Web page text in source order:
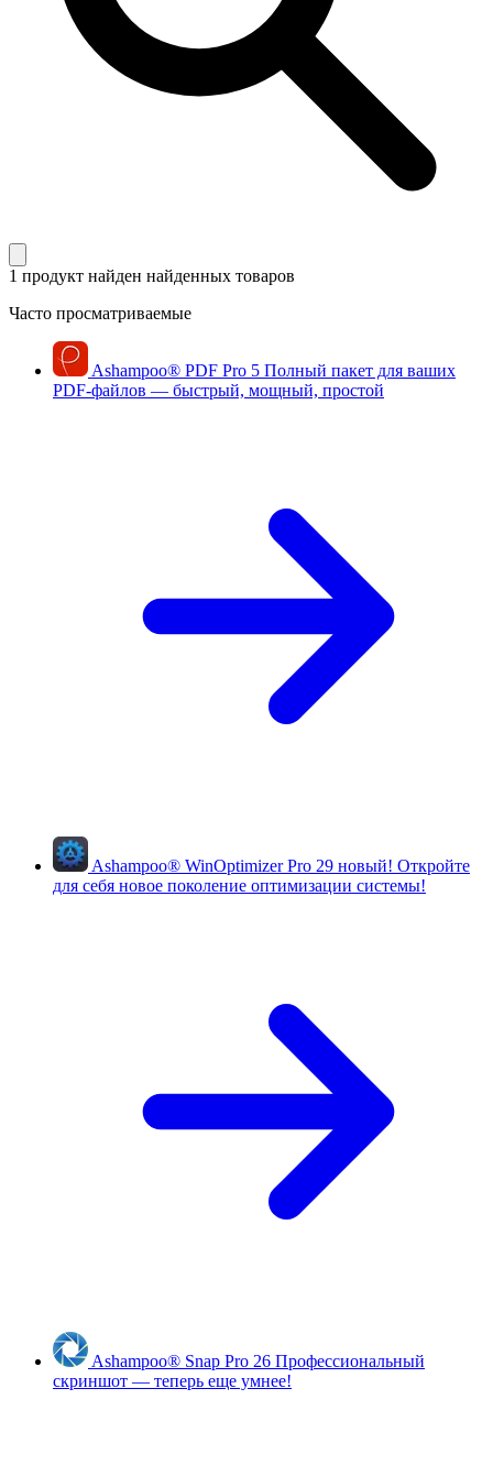
1 продукт найден найденных товаров
Часто просматриваемые
Ashampoo® PDF Pro 5 Полный пакет для ваших
PDF-файлов — быстрый, мощный, простой
Ashampoo® WinOptimizer Pro 29 новый! Откройте
для себя новое поколение оптимизации системы!
Ashampoo® Snap Pro 26 Профессиональный
скриншот — теперь еще умнее!